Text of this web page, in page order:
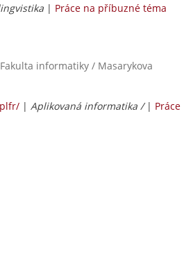
| Práce na příbuzné téma
informatiky / Masarykova
| Aplikovaná informatika / | Práce